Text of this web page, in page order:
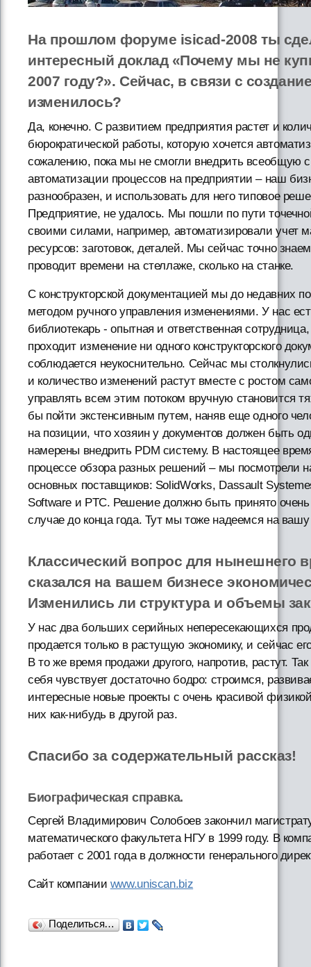
На прошлом форуме isicad-2008 ты
интересный доклад «Почему мы не
2007 году?». Сейчас, в связи с
изменилось?
Да, конечно. С развитием предприятия растет и
бюрократической работы, которую хочется
сожалению, пока мы не смогли внедрить всеобщую
автоматизации процессов на предприятии – наш
разнообразен, и использовать для него типовое
Предприятие, не удалось. Мы пошли по пути
своими силами, например, автоматизировали учет
ресурсов: заготовок, деталей. Мы сейчас точно
проводит времени на стеллаже, сколько на станке.
С конструкторской документацией мы до недавних
методом ручного управления изменениями. У нас
библиотекарь - опытная и ответственная
проходит изменение ни одного конструкторского
соблюдается неукоснительно. Сейчас мы
и количество изменений растут вместе с ростом
управлять всем этим потоком вручную становится
бы пойти экстенсивным путем, наняв еще одного
на позиции, что хозяин у документов должен быть
намерены внедрить PDM систему. В настоящее
процессе обзора разных решений – мы посмотрели
основных поставщиков: SolidWorks, Dassault
Software и PTС. Решение должно быть принято очень
случае до конца года. Тут мы тоже надеемся на
Классический вопрос для нынешнего
сказался на вашем бизнесе
Изменились ли структура и объемы
У нас два больших серийных непересекающихся
продается только в растущую экономику, и сейчас
В то же время продажи другого, напротив, растут.
себя чувствует достаточно бодро: строимся,
интересные новые проекты с очень красивой
них как-нибудь в другой раз.
Спасибо за содержательный рассказ!
Биографическая справка.
Сергей Владимирович Солобоев закончил
математического факультета НГУ в 1999 году. В
работает с 2001 года в должности генерального
Сайт компании www.uniscan.biz
Поделиться…